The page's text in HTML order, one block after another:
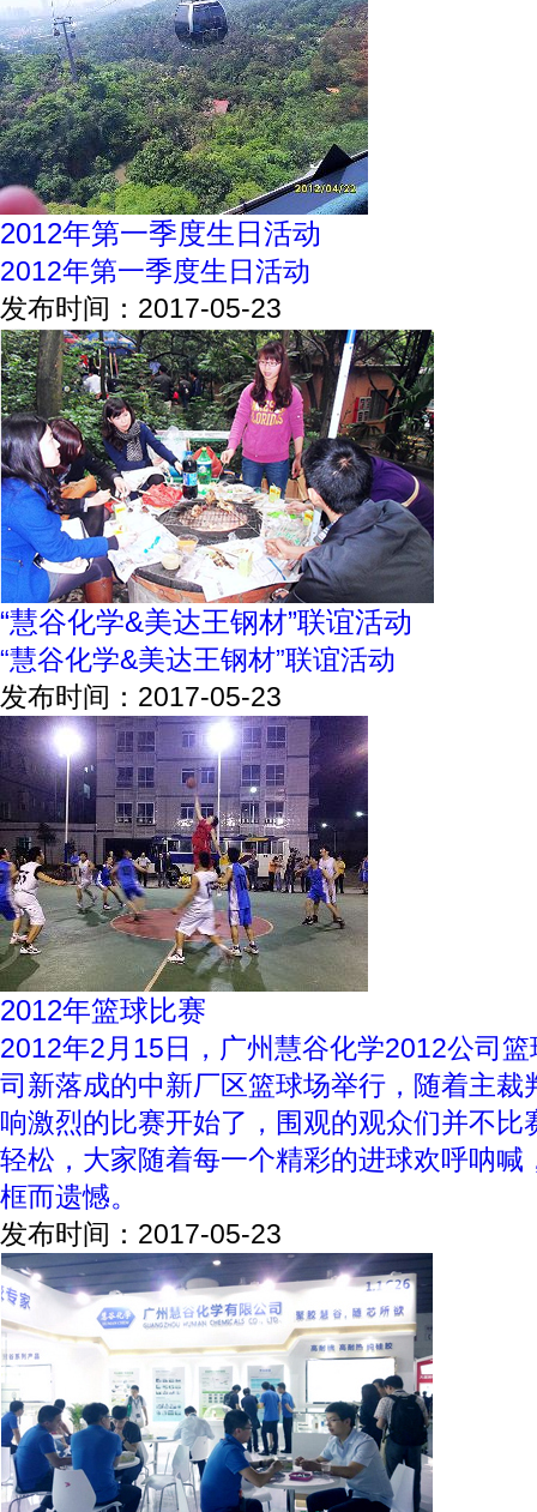
2012年第一季度生日活动
2012年第一季度生日活动
发布时间：2017-05-23
“慧谷化学&美达王钢材”联谊活动
“慧谷化学&美达王钢材”联谊活动
发布时间：2017-05-23
2012年篮球比赛
框而遗憾。
发布时间：2017-05-23